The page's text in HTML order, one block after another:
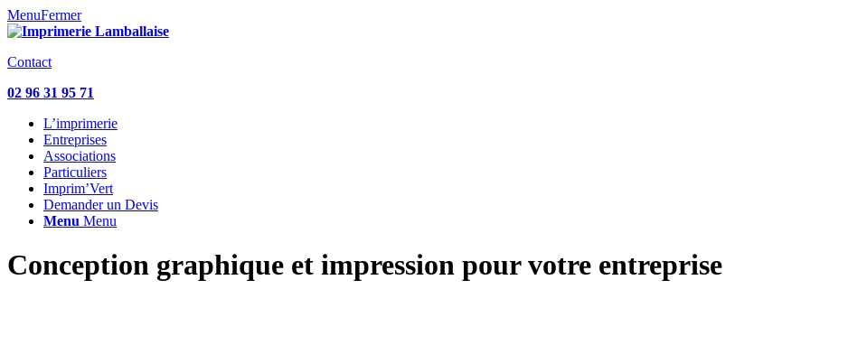
MenuFermer
Contact
02 96 31 95 71
L’imprimerie
Entreprises
Associations
Particuliers
Imprim’Vert
Demander un Devis
Menu Menu
Conception graphique et impression pour votre entreprise